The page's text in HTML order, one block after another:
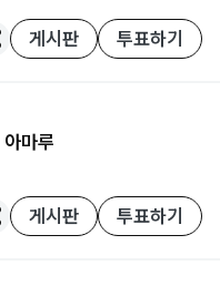
게시판 투표하기
아마루
게시판 투표하기